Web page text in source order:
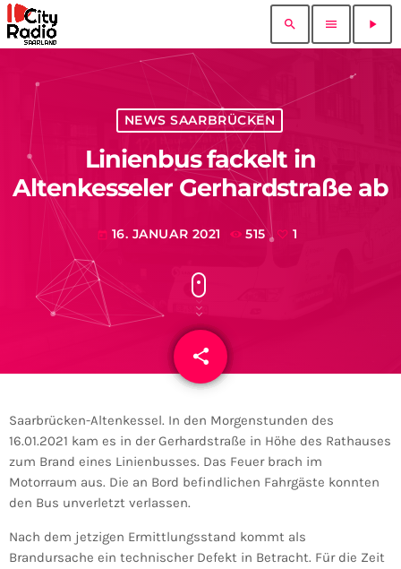
search menu play_arrow
NEWS SAARBRÜCKEN
Linienbus fackelt in
Altenkesseler Gerhardstraße ab
today 16. JANUAR 2021 515 1
share
email
Saarbrücken-Altenkessel. In den Morgenstunden des
16.01.2021 kam es in der Gerhardstraße in Höhe des Rathauses
zum Brand eines Linienbusses. Das Feuer brach im
Motorraum aus. Die an Bord befindlichen Fahrgäste konnten
den Bus unverletzt verlassen.
Nach dem jetzigen Ermittlungsstand kommt als
Brandursache ein technischer Defekt in Betracht. Für die Zeit